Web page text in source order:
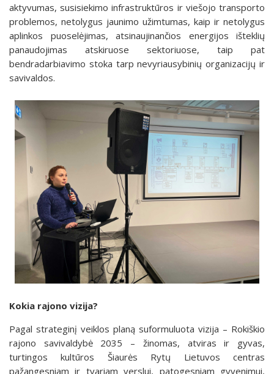
aktyvumas, susisiekimo infrastruktūros ir viešojo transporto
problemos, netolygus jaunimo užimtumas, kaip ir netolygus
aplinkos puoselėjimas, atsinaujinančios energijos išteklių
panaudojimas atskiruose sektoriuose, taip pat
bendradarbiavimo stoka tarp nevyriausybinių organizacijų ir
savivaldos.
Kokia rajono vizija?
Pagal strateginį veiklos planą suformuluota vizija – Rokiškio
rajono savivaldybė 2035 – žinomas, atviras ir gyvas,
turtingos kultūros Šiaurės Rytų Lietuvos centras
pažangesniam ir tvariam verslui, patogesniam gyvenimui,